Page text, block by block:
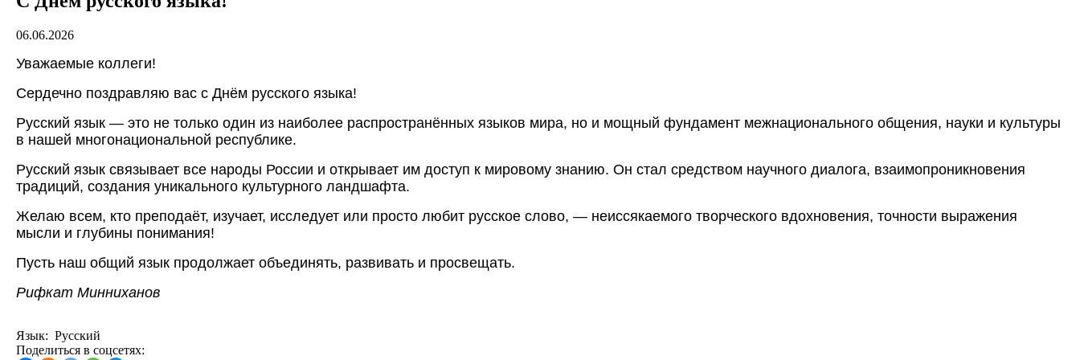
06.06.2026
Уважаемые коллеги!
Сердечно поздравляю вас с Днём русского языка!
Русский язык — это не только один из наиболее распространённых языков мира, но и мощный фундамент межнационального общения, науки и культуры
в нашей многонациональной республике.
Русский язык связывает все народы России и открывает им доступ к мировому знанию. Он стал средством научного диалога, взаимопроникновения
традиций, создания уникального культурного ландшафта.
Желаю всем, кто преподаёт, изучает, исследует или просто любит русское слово, — неиссякаемого творческого вдохновения, точности выражения
мысли и глубины понимания!
Пусть наш общий язык продолжает объединять, развивать и просвещать.
Рифкат Минниханов
Язык: Русский
Поделиться в соцсетях: